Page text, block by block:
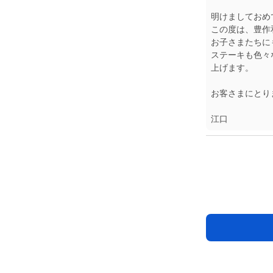
明けましてお
この度は、豊
お子さまたち
ステーキも色
上げます。
お客さまにと
江口